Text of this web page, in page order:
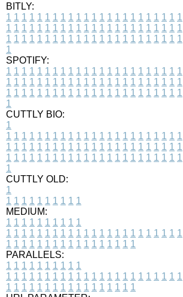
BITLY:
1 1 1 1 1 1 1 1 1 1 1 1 1 1 1 1 1 1 1 1 1 1 1
1 1 1 1 1 1 1 1 1 1 1 1 1 1 1 1 1 1 1 1 1 1 1
1 1 1 1 1 1 1 1 1 1 1 1 1 1 1 1 1 1 1 1 1 1 1
1
SPOTIFY:
1 1 1 1 1 1 1 1 1 1 1 1 1 1 1 1 1 1 1 1 1 1 1
1 1 1 1 1 1 1 1 1 1 1 1 1 1 1 1 1 1 1 1 1 1 1
1 1 1 1 1 1 1 1 1 1 1 1 1 1 1 1 1 1 1 1 1 1 1
1
CUTTLY BIO:
1
1 1 1 1 1 1 1 1 1 1 1 1 1 1 1 1 1 1 1 1 1 1 1
1 1 1 1 1 1 1 1 1 1 1 1 1 1 1 1 1 1 1 1 1 1 1
1 1 1 1 1 1 1 1 1 1 1 1 1 1 1 1 1 1 1 1 1 1 1
1
CUTTLY OLD:
1
1 1 1 1 1 1 1 1 1 1
MEDIUM:
1 1 1 1 1 1 1 1 1 1
1 1 1 1 1 1 1 1 1 1 1 1 1 1 1 1 1 1 1 1 1 1 1
1 1 1 1 1 1 1 1 1 1 1 1 1 1 1 1 1
PARALLELS:
1 1 1 1 1 1 1 1 1 1
1 1 1 1 1 1 1 1 1 1 1 1 1 1 1 1 1 1 1 1 1 1 1
1 1 1 1 1 1 1 1 1 1 1 1 1 1 1 1 1